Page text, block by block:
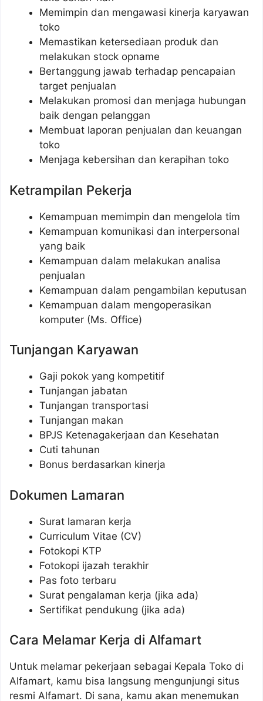
Memimpin dan mengawasi kinerja karyawan
toko
Memastikan ketersediaan produk dan
melakukan stock opname
Bertanggung jawab terhadap pencapaian
target penjualan
Melakukan promosi dan menjaga hubungan
baik dengan pelanggan
Membuat laporan penjualan dan keuangan
toko
Menjaga kebersihan dan kerapihan toko
Ketrampilan Pekerja
Kemampuan memimpin dan mengelola tim
Kemampuan komunikasi dan interpersonal
yang baik
Kemampuan dalam melakukan analisa
penjualan
Kemampuan dalam pengambilan keputusan
Kemampuan dalam mengoperasikan
komputer (Ms. Office)
Tunjangan Karyawan
Gaji pokok yang kompetitif
Tunjangan jabatan
Tunjangan transportasi
Tunjangan makan
BPJS Ketenagakerjaan dan Kesehatan
Cuti tahunan
Bonus berdasarkan kinerja
Dokumen Lamaran
Surat lamaran kerja
Curriculum Vitae (CV)
Fotokopi KTP
Fotokopi ijazah terakhir
Pas foto terbaru
Surat pengalaman kerja (jika ada)
Sertifikat pendukung (jika ada)
Cara Melamar Kerja di Alfamart
Untuk melamar pekerjaan sebagai Kepala Toko di
Alfamart, kamu bisa langsung mengunjungi situs
resmi Alfamart. Di sana, kamu akan menemukan